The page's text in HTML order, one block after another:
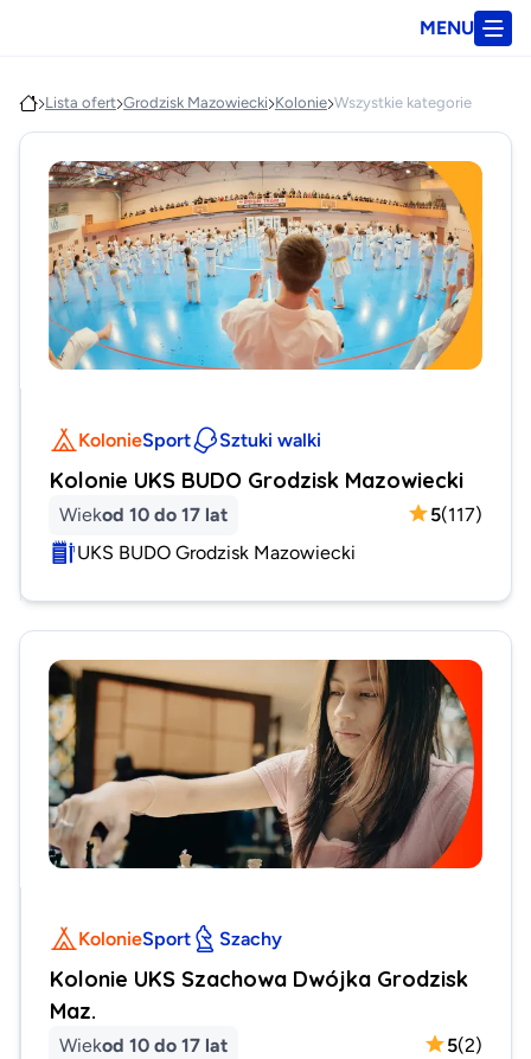
MENU
Lista ofert Grodzisk Mazowiecki Kolonie Wszystkie kategorie
KolonieSport Sztuki walki
Kolonie UKS BUDO Grodzisk Mazowiecki
Wiekod 10 do 17 lat 5(117)
UKS BUDO Grodzisk Mazowiecki
KolonieSport Szachy
Kolonie UKS Szachowa Dwójka Grodzisk
Maz.
Wiekod 10 do 17 lat 5(2)